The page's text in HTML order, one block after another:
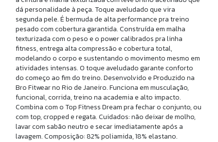
BERMUDA FITNESS ZANZIBAR
R$ 169,90
10x deR$ 16,99sem juros
dá personalidade à peça. Toque aveludado que vira
segunda pele. É bermuda de alta performance pra treino
pesado com cobertura garantida. Construída em malha
texturizada com o peso e o power calibrados pra linha
fitness, entrega alta compressão e cobertura total,
modelando o corpo e sustentando o movimento mesmo em
atividades intensas. O toque aveludado garante conforto
do começo ao fim do treino. Desenvolvido e Produzido na
Bro Fitwear no Rio de Janeiro. Funciona em musculação,
funcional, corrida, treino na academia e alto impacto.
Combina com o Top Fitness Dream pra fechar o conjunto, ou
com top, cropped e regata. Cuidados: não deixar de molho,
lavar com sabão neutro e secar imediatamente após a
lavagem. Composição: 82% poliamida, 18% elastano.